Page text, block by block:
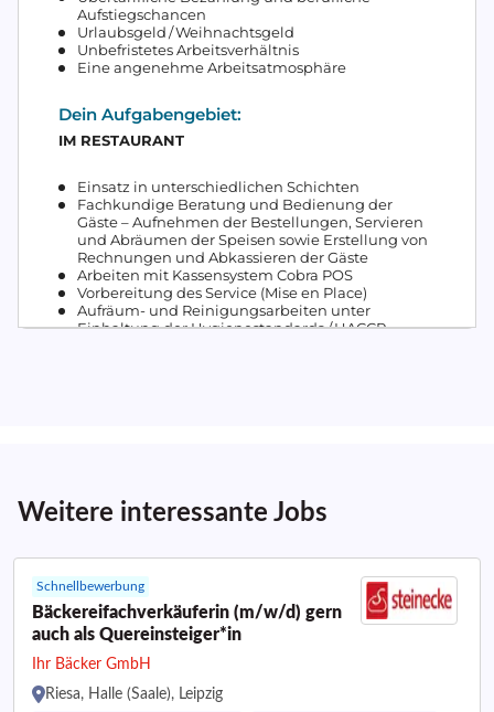
Weitere interessante Jobs
Schnellbewerbung
Bäckereifachverkäuferin (m/w/d) gern
auch als Quereinsteiger*in
Ihr Bäcker GmbH
Riesa, Halle (Saale), Leipzig